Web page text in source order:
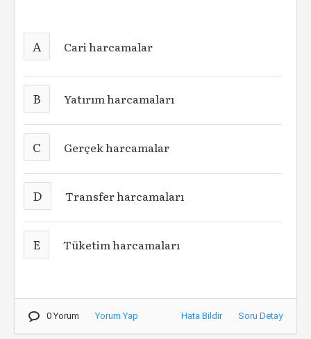
A Cari harcamalar
B Yatırım harcamaları
C Gerçek harcamalar
D Transfer harcamaları
E Tüketim harcamaları
0 Yorum Yorum Yap Hata Bildir Soru Detay